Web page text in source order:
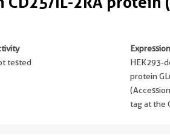
tested
Expression
HEK293-
protein
tag at the